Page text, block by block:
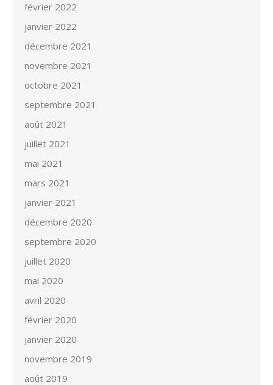
février 2022
janvier 2022
décembre 2021
novembre 2021
octobre 2021
septembre 2021
août 2021
juillet 2021
mai 2021
mars 2021
janvier 2021
décembre 2020
septembre 2020
juillet 2020
mai 2020
avril 2020
février 2020
janvier 2020
novembre 2019
août 2019